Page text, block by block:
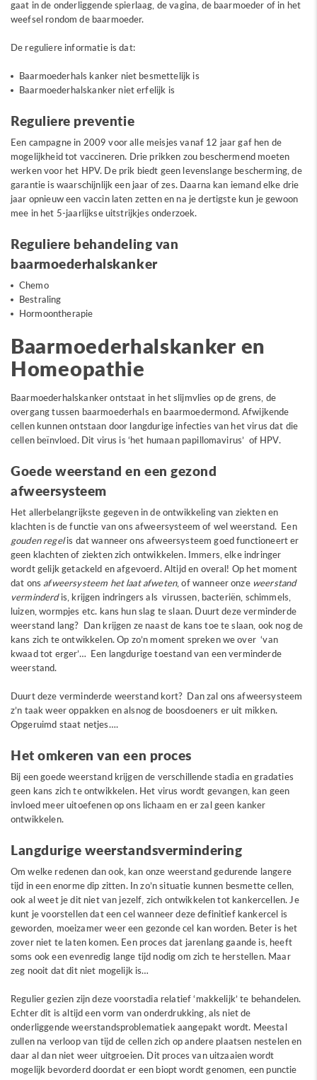
gaat in de onderliggende spierlaag, de vagina, de baarmoeder of in het
weefsel rondom de baarmoeder.
De reguliere informatie is dat:
Baarmoederhals kanker niet besmettelijk is
Baarmoederhalskanker niet erfelijk is
Reguliere preventie
Een campagne in 2009 voor alle meisjes vanaf 12 jaar gaf hen de
mogelijkheid tot vaccineren. Drie prikken zou beschermend moeten
werken voor het HPV. De prik biedt geen levenslange bescherming, de
garantie is waarschijnlijk een jaar of zes. Daarna kan iemand elke drie
jaar opnieuw een vaccin laten zetten en na je dertigste kun je gewoon
mee in het 5-jaarlijkse uitstrijkjes onderzoek.
Reguliere behandeling van
baarmoederhalskanker
Chemo
Bestraling
Hormoontherapie
Baarmoederhalskanker en
Homeopathie
Baarmoederhalskanker ontstaat in het slijmvlies op de grens, de
overgang tussen baarmoederhals en baarmoedermond. Afwijkende
cellen kunnen ontstaan door langdurige infecties van het virus dat die
cellen beïnvloed. Dit virus is ‘het humaan papillomavirus’ of HPV.
Goede weerstand en een gezond
afweersysteem
Het allerbelangrijkste gegeven in de ontwikkeling van ziekten en
klachten is de functie van ons afweersysteem of wel weerstand. Een
gouden regelis dat wanneer ons afweersysteem goed functioneert er
geen klachten of ziekten zich ontwikkelen. Immers, elke indringer
wordt gelijk getackeld en afgevoerd. Altijd en overal! Op het moment
dat onsafweersysteem het laat afweten, of wanneer onze weerstand
verminderdis, krijgen indringers als virussen, bacteriën, schimmels,
luizen, wormpjes etc. kans hun slag te slaan. Duurt deze verminderde
weerstand lang? Dan krijgen ze naast de kans toe te slaan, ook nog de
kans zich te ontwikkelen. Op zo’n moment spreken we over ‘van
kwaad tot erger’… Een langdurige toestand van een verminderde
weerstand.
Duurt deze verminderde weerstand kort? Dan zal ons afweersysteem
z’n taak weer oppakken en alsnog de boosdoeners er uit mikken.
Opgeruimd staat netjes….
Het omkeren van een proces
Bij een goede weerstand krijgen de verschillende stadia en gradaties
geen kans zich te ontwikkelen. Het virus wordt gevangen, kan geen
invloed meer uitoefenen op ons lichaam en er zal geen kanker
ontwikkelen.
Langdurige weerstandsvermindering
Om welke redenen dan ook, kan onze weerstand gedurende langere
tijd in een enorme dip zitten. In zo’n situatie kunnen besmette cellen,
ook al weet je dit niet van jezelf, zich ontwikkelen tot kankercellen. Je
kunt je voorstellen dat een cel wanneer deze definitief kankercel is
geworden, moeizamer weer een gezonde cel kan worden. Beter is het
zover niet te laten komen. Een proces dat jarenlang gaande is, heeft
soms ook een evenredig lange tijd nodig om zich te herstellen. Maar
zeg nooit dat dit niet mogelijk is…
Regulier gezien zijn deze voorstadia relatief ‘makkelijk’ te behandelen.
Echter dit is altijd een vorm van onderdrukking, als niet de
onderliggende weerstandsproblematiek aangepakt wordt. Meestal
zullen na verloop van tijd de cellen zich op andere plaatsen nestelen en
daar al dan niet weer uitgroeien. Dit proces van uitzaaien wordt
mogelijk bevorderd doordat er een biopt wordt genomen, een punctie